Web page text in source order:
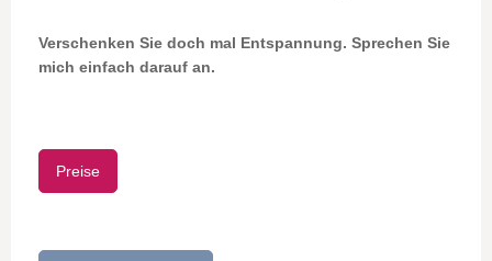
Verschenken Sie doch mal Entspannung. Sprechen Sie
mich einfach darauf an.
Preise